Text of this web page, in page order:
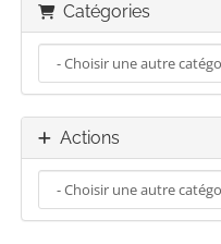
Catégories
Actions